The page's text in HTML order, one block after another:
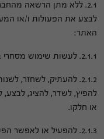
2.1. ללא מתן הרשאה
לבצע את הפעולות ו/או
האתר:
2.1.1. לעשות שימוש מסחרי באתר ו/או בתוכן האתר.
2.1.2. להעתיק, לשחזר,
להפיץ, לשדר, להציג,
או חלקו.
2.1.3. להפעיל או